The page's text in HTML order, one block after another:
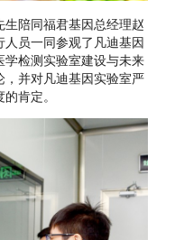
陪同福君基因总经理赵
员一同参观了凡迪基因
学检测实验室建设与未来
并对凡迪基因实验室严
肯定。